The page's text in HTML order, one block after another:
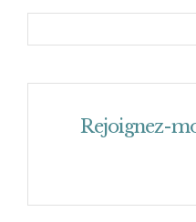
Rejoignez-